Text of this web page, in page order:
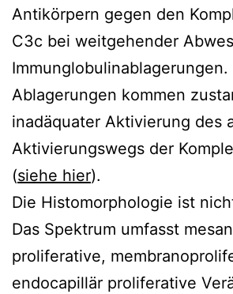
Antikörpern gegen den
C3c bei weitgehender
Immunglobulinablagerungen.
Ablagerungen kommen
inadäquater Aktivierung des
Aktivierungswegs der
(siehe hier).
Die Histomorphologie ist
Das Spektrum umfasst
proliferative,
endocapillär proliferative